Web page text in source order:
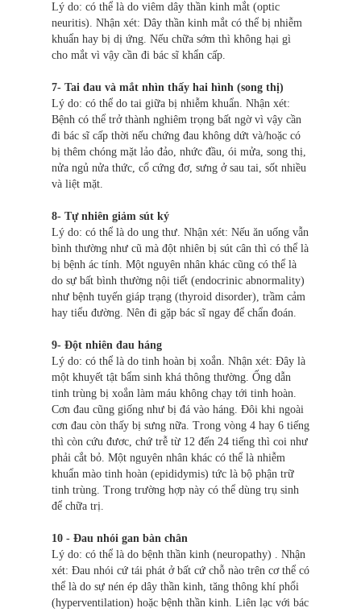
Lý do: có thể là do viêm dây thần kinh mắt (optic
neuritis). Nhận xét: Dây thần kinh mắt có thể bị nhiễm
khuẩn hay bị dị ứng. Nếu chữa sớm thì không hại gì
cho mắt vì vậy cần đi bác sĩ khẩn cấp.
7- Tai đau và mắt nhìn thấy hai hình (song thị)
Lý do: có thể do tai giữa bị nhiễm khuẩn. Nhận xét:
Bệnh có thể trở thành nghiêm trọng bất ngờ vì vậy cần
đi bác sĩ cấp thời nếu chứng đau không dứt và/hoặc có
bị thêm chóng mặt lảo đảo, nhức đầu, ói mửa, song thị,
nửa ngủ nửa thức, cổ cứng đơ, sưng ở sau tai, sốt nhiều
và liệt mặt.
8- Tự nhiên giảm sút ký
Lý do: có thể là do ung thư. Nhận xét: Nếu ăn uống vẫn
bình thường như cũ mà đột nhiên bị sút cân thì có thể là
bị bệnh ác tính. Một nguyên nhân khác cũng có thể là
do sự bất bình thường nội tiết (endocrinic abnormality)
như bệnh tuyến giáp trạng (thyroid disorder), trầm cảm
hay tiểu đường. Nên đi gặp bác sĩ ngay để chẩn đoán.
9- Đột nhiên đau háng
Lý do: có thể là do tinh hoàn bị xoắn. Nhận xét: Đây là
một khuyết tật bẩm sinh khá thông thường. Ống dẫn
tinh trùng bị xoắn làm máu không chạy tới tinh hoàn.
Cơn đau cũng giống như bị đá vào háng. Đôi khi ngoài
cơn đau còn thấy bị sưng nữa. Trong vòng 4 hay 6 tiếng
thì còn cứu đươc, chứ trễ từ 12 đến 24 tiếng thì coi như
phải cắt bỏ. Một nguyên nhân khác có thể là nhiễm
khuẩn mào tinh hoàn (epididymis) tức là bộ phận trữ
tinh trùng. Trong trường hợp này có thể dùng trụ sinh
để chữa trị.
10 - Đau nhói gan bàn chân
Lý do: có thể là do bệnh thần kinh (neuropathy) . Nhận
xét: Đau nhói cứ tái phát ở bất cứ chỗ nào trên cơ thể có
thể là do sự nén ép dây thần kinh, tăng thông khí phổi
(hyperventilation) hoặc bệnh thần kinh. Liên lạc với bác